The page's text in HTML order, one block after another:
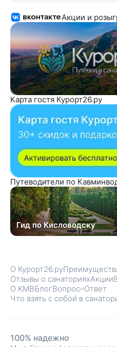
Акции и
Карта гостя Курорт26.ру
Путеводители по
Гид по Кисловодску
О Курорт26.ру
Отзывы о санаторияхАкции
О КМВБлогВопрос–Ответ
Что взять с собой в
100% надежно